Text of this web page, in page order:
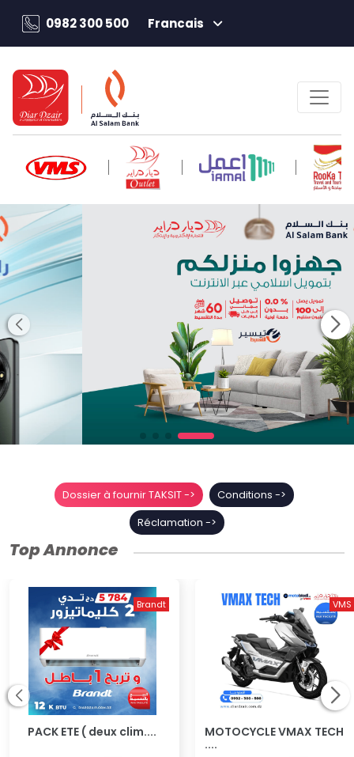
0982 300 500 Francais
Dossier à fournir TAKSIT-> Conditions ->
Réclamation ->
Top Annonce
MOTOCYCLE VMAX TECH
VMS
PACK ETE ( 4 climati....
Brandt